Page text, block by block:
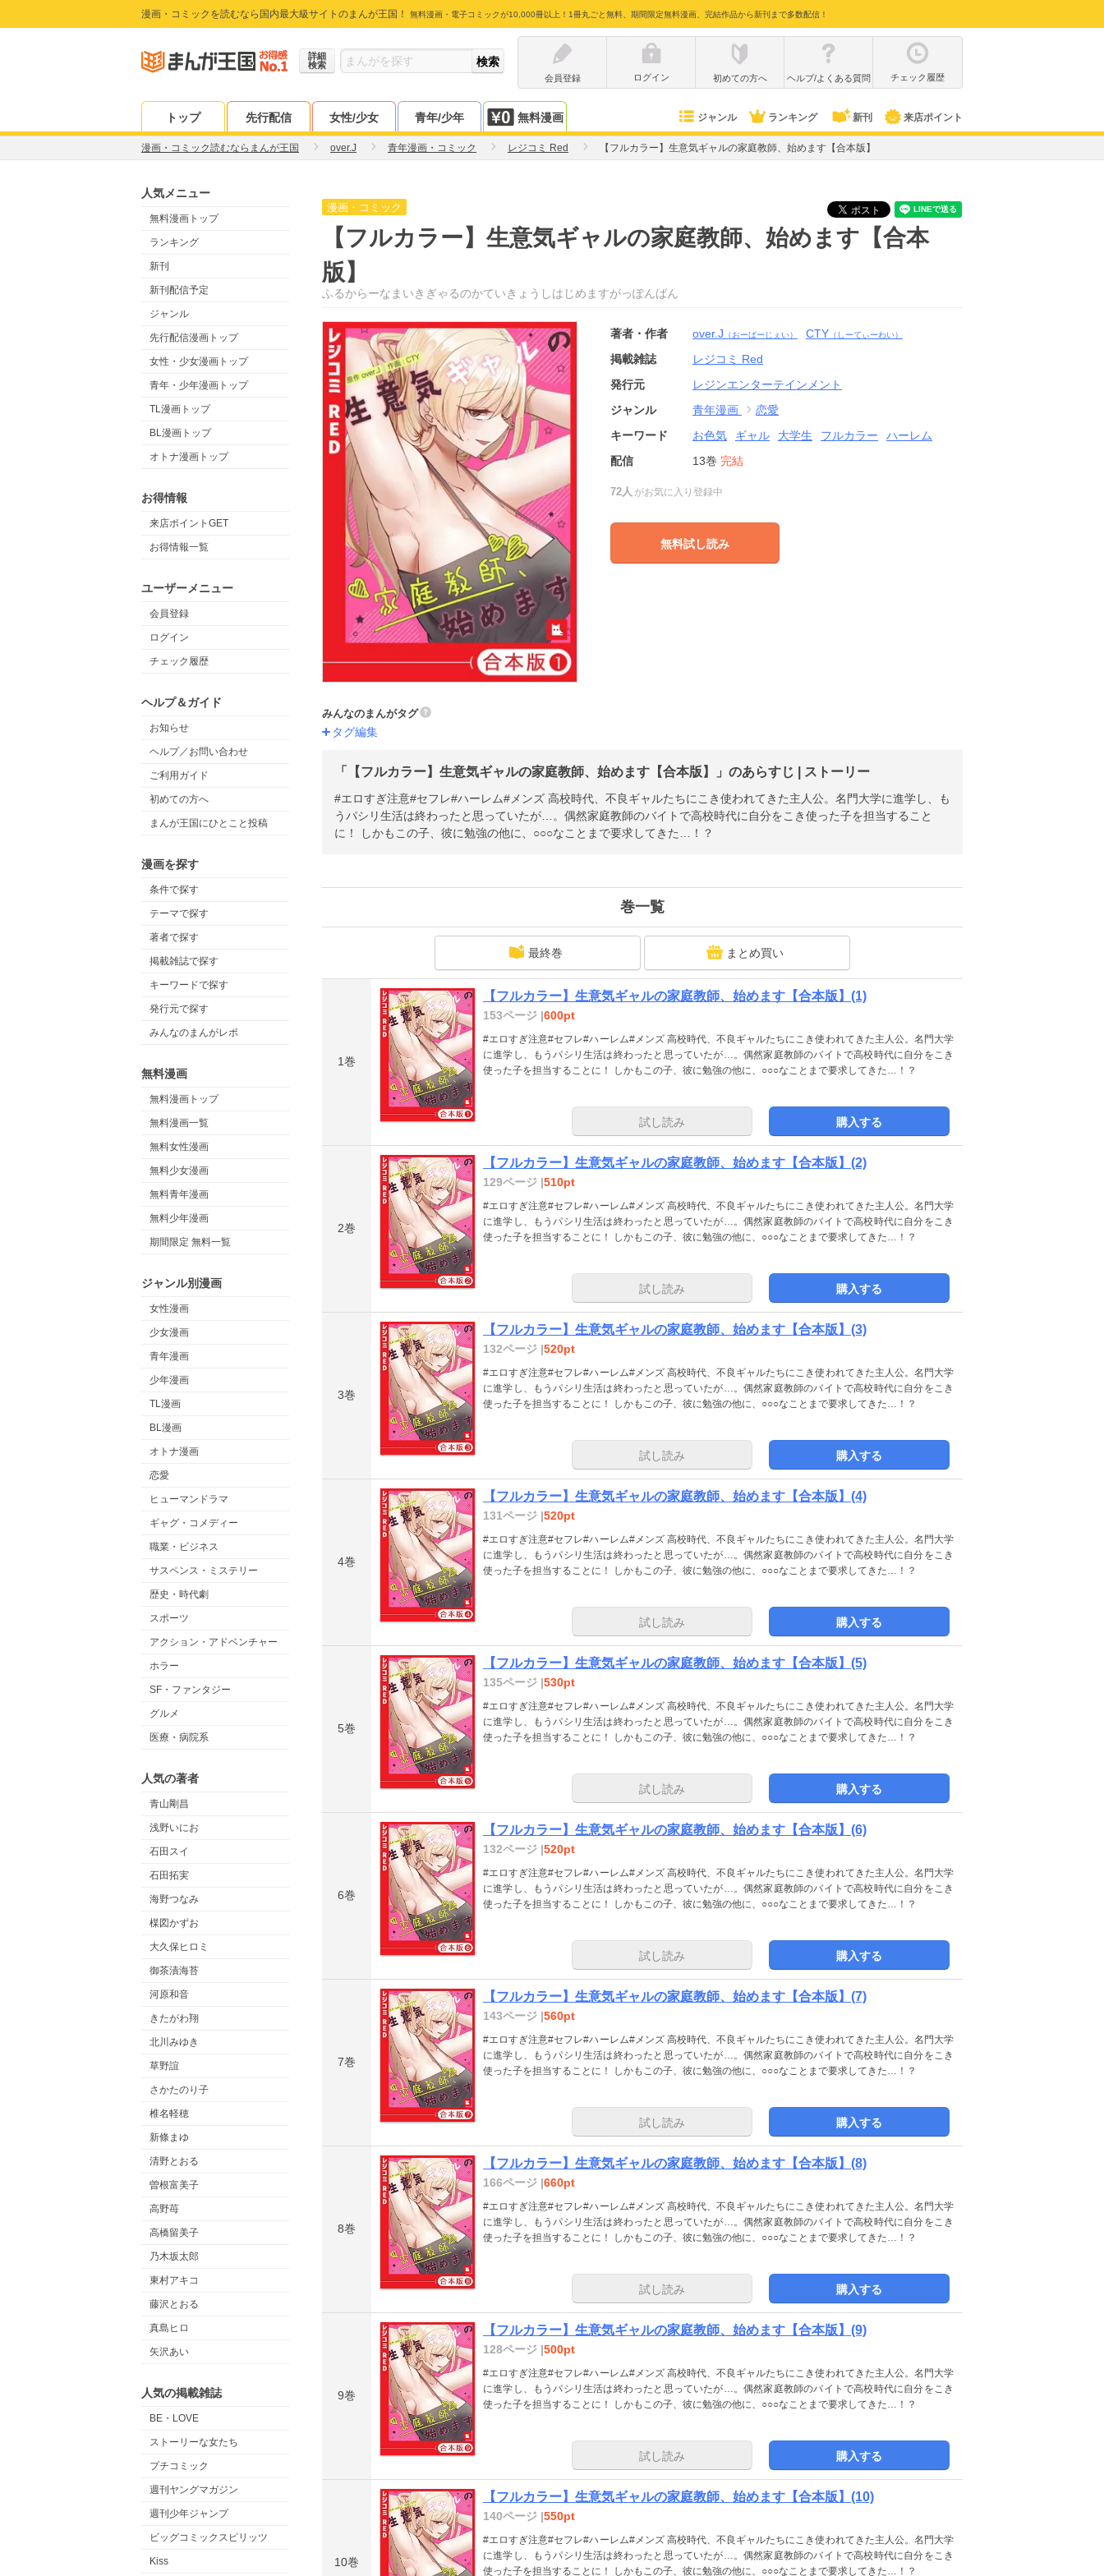
漫画・コミックを読むなら国内最大級サイトのまんが王国！ 無料漫画・電子コミックが10,000冊以上！1冊丸ごと無料、期間限定無料漫画、完結作品から新刊まで多数配信！
詳細
検索
会員登録
ログイン 初めての方へ ヘルプ/よくある質問 チェック履歴
トップ 先行配信 女性/少女 青年/少年 無料漫画 ジャンル ランキング 新刊 来店ポイント
漫画・コミック読むならまんが王国 over.J 青年漫画・コミック レジコミ Red 【フルカラー】生意気ギャルの家庭教師、始めます【合本版】
人気メニュー
無料漫画トップ
ランキング
新刊
新刊配信予定
ジャンル
先行配信漫画トップ
女性・少女漫画トップ
青年・少年漫画トップ
TL漫画トップ
BL漫画トップ
オトナ漫画トップ
お得情報
来店ポイントGET
お得情報一覧
ユーザーメニュー
会員登録
ログイン
チェック履歴
ヘルプ＆ガイド
お知らせ
ヘルプ／お問い合わせ
ご利用ガイド
初めての方へ
まんが王国にひとこと投稿
漫画を探す
条件で探す
テーマで探す
著者で探す
掲載雑誌で探す
キーワードで探す
発行元で探す
みんなのまんがレポ
無料漫画
無料漫画トップ
無料漫画一覧
無料女性漫画
無料少女漫画
無料青年漫画
無料少年漫画
期間限定 無料一覧
ジャンル別漫画
女性漫画
少女漫画
青年漫画
少年漫画
TL漫画
BL漫画
オトナ漫画
恋愛
ヒューマンドラマ
ギャグ・コメディー
職業・ビジネス
サスペンス・ミステリー
歴史・時代劇
スポーツ
アクション・アドベンチャー
ホラー
SF・ファンタジー
グルメ
医療・病院系
人気の著者
青山剛昌
浅野いにお
石田スイ
石田拓実
海野つなみ
楳図かずお
大久保ヒロミ
御茶漬海苔
河原和音
きたがわ翔
北川みゆき
草野誼
さかたのり子
椎名軽穂
新條まゆ
清野とおる
曽根富美子
高野苺
高橋留美子
乃木坂太郎
東村アキコ
藤沢とおる
真島ヒロ
矢沢あい
人気の掲載雑誌
BE・LOVE
ストーリーな女たち
プチコミック
週刊ヤングマガジン
週刊少年ジャンプ
ビッグコミックスピリッツ
Kiss
漫画・コミック
【フルカラー】生意気ギャルの家庭教師、始めます【合本
版】
ふるからーなまいきぎゃるのかていきょうしはじめますがっぽんばん
著者・作者 over.J （おーばーじぇい） CTY （しーてぃーわい）
掲載雑誌
レジコミ Red
発行元
レジンエンターテインメント
ジャンル
青年漫画
恋愛
キーワード
お色気 ギャル 大学生 フルカラー
ハーレム
配信
13巻 完結
72人 がお気に入り登録中
無料試し読み
みんなのまんがタグ
タグ編集
「【フルカラー】生意気ギャルの家庭教師、始めます【合本版】」のあらすじ | ストーリー
#エロすぎ注意#セフレ#ハーレム#メンズ 高校時代、不良ギャルたちにこき使われてきた主人公。名門大学に進学し、も
うパシリ生活は終わったと思っていたが…。偶然家庭教師のバイトで高校時代に自分をこき使った子を担当すること
に！ しかもこの子、彼に勉強の他に、○○○なことまで要求してきた…！？
巻一覧
最終巻 まとめ買い
1巻
【フルカラー】生意気ギャルの家庭教師、始めます【合本版】(1)
153ページ |600pt
#エロすぎ注意#セフレ#ハーレム#メンズ 高校時代、不良ギャルたちにこき使われてきた主人公。名門大学
に進学し、もうパシリ生活は終わったと思っていたが…。偶然家庭教師のバイトで高校時代に自分をこき
使った子を担当することに！ しかもこの子、彼に勉強の他に、○○○なことまで要求してきた…！？
試し読み 購入する
2巻
【フルカラー】生意気ギャルの家庭教師、始めます【合本版】(2)
129ページ |510pt
#エロすぎ注意#セフレ#ハーレム#メンズ 高校時代、不良ギャルたちにこき使われてきた主人公。名門大学
に進学し、もうパシリ生活は終わったと思っていたが…。偶然家庭教師のバイトで高校時代に自分をこき
使った子を担当することに！ しかもこの子、彼に勉強の他に、○○○なことまで要求してきた…！？
試し読み 購入する
3巻
【フルカラー】生意気ギャルの家庭教師、始めます【合本版】(3)
132ページ |520pt
#エロすぎ注意#セフレ#ハーレム#メンズ 高校時代、不良ギャルたちにこき使われてきた主人公。名門大学
に進学し、もうパシリ生活は終わったと思っていたが…。偶然家庭教師のバイトで高校時代に自分をこき
使った子を担当することに！ しかもこの子、彼に勉強の他に、○○○なことまで要求してきた…！？
試し読み 購入する
4巻
【フルカラー】生意気ギャルの家庭教師、始めます【合本版】(4)
131ページ |520pt
#エロすぎ注意#セフレ#ハーレム#メンズ 高校時代、不良ギャルたちにこき使われてきた主人公。名門大学
に進学し、もうパシリ生活は終わったと思っていたが…。偶然家庭教師のバイトで高校時代に自分をこき
使った子を担当することに！ しかもこの子、彼に勉強の他に、○○○なことまで要求してきた…！？
試し読み 購入する
5巻
【フルカラー】生意気ギャルの家庭教師、始めます【合本版】(5)
135ページ |530pt
#エロすぎ注意#セフレ#ハーレム#メンズ 高校時代、不良ギャルたちにこき使われてきた主人公。名門大学
に進学し、もうパシリ生活は終わったと思っていたが…。偶然家庭教師のバイトで高校時代に自分をこき
使った子を担当することに！ しかもこの子、彼に勉強の他に、○○○なことまで要求してきた…！？
試し読み 購入する
6巻
【フルカラー】生意気ギャルの家庭教師、始めます【合本版】(6)
132ページ |520pt
#エロすぎ注意#セフレ#ハーレム#メンズ 高校時代、不良ギャルたちにこき使われてきた主人公。名門大学
に進学し、もうパシリ生活は終わったと思っていたが…。偶然家庭教師のバイトで高校時代に自分をこき
使った子を担当することに！ しかもこの子、彼に勉強の他に、○○○なことまで要求してきた…！？
試し読み 購入する
7巻
【フルカラー】生意気ギャルの家庭教師、始めます【合本版】(7)
143ページ |560pt
#エロすぎ注意#セフレ#ハーレム#メンズ 高校時代、不良ギャルたちにこき使われてきた主人公。名門大学
に進学し、もうパシリ生活は終わったと思っていたが…。偶然家庭教師のバイトで高校時代に自分をこき
使った子を担当することに！ しかもこの子、彼に勉強の他に、○○○なことまで要求してきた…！？
試し読み 購入する
8巻
【フルカラー】生意気ギャルの家庭教師、始めます【合本版】(8)
166ページ |660pt
#エロすぎ注意#セフレ#ハーレム#メンズ 高校時代、不良ギャルたちにこき使われてきた主人公。名門大学
に進学し、もうパシリ生活は終わったと思っていたが…。偶然家庭教師のバイトで高校時代に自分をこき
使った子を担当することに！ しかもこの子、彼に勉強の他に、○○○なことまで要求してきた…！？
試し読み 購入する
9巻
【フルカラー】生意気ギャルの家庭教師、始めます【合本版】(9)
128ページ |500pt
#エロすぎ注意#セフレ#ハーレム#メンズ 高校時代、不良ギャルたちにこき使われてきた主人公。名門大学
に進学し、もうパシリ生活は終わったと思っていたが…。偶然家庭教師のバイトで高校時代に自分をこき
使った子を担当することに！ しかもこの子、彼に勉強の他に、○○○なことまで要求してきた…！？
試し読み 購入する
10巻
【フルカラー】生意気ギャルの家庭教師、始めます【合本版】(10)
140ページ |550pt
#エロすぎ注意#セフレ#ハーレム#メンズ 高校時代、不良ギャルたちにこき使われてきた主人公。名門大学
に進学し、もうパシリ生活は終わったと思っていたが…。偶然家庭教師のバイトで高校時代に自分をこき
使った子を担当することに！ しかもこの子、彼に勉強の他に、○○○なことまで要求してきた…！？